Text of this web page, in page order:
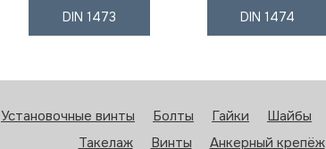
DIN 1473 DIN 1474
Установочные винты Болты Гайки Шайбы
Такелаж
Винты Анкерный крепёж